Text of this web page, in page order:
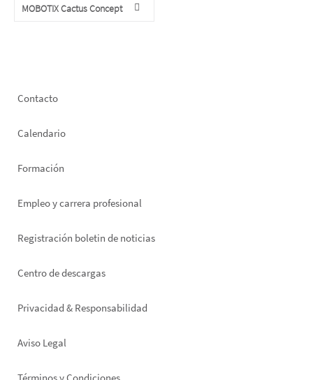
MOBOTIX Cactus Concept
Footer
Contacto
Calendario
Formación
Empleo y carrera profesional
Registración boletin de noticias
Footer
Centro de descargas
Privacidad & Responsabilidad
Aviso Legal